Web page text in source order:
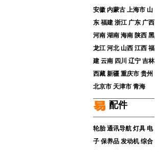
安徽 内蒙古 上海市 山
东 福建 浙江 广东 广西
河南 湖南 海南 陕西 黑
龙江 河北 山西 江西 福
建 云南 四川 辽宁 吉林
西藏 新疆 重庆市 贵州
北京市 天津市 青海
配件
轮胎 通讯导航 灯具 电
子 保养品 发动机 综合